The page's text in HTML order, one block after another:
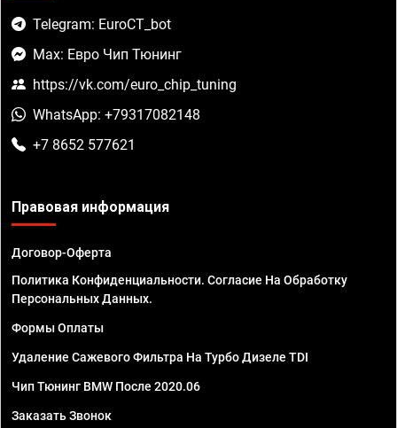
Telegram: EuroCT_bot
Max: Евро Чип Тюнинг
https://vk.com/euro_chip_tuning
WhatsApp: +79317082148
+7 8652 577621
Правовая информация
Договор-Оферта
Политика Конфиденциальности. Согласие На Обработку
Персональных Данных.
Формы Оплаты
Удаление Сажевого Фильтра На Турбо Дизеле TDI
Чип Тюнинг BMW После 2020.06
Заказать Звонок